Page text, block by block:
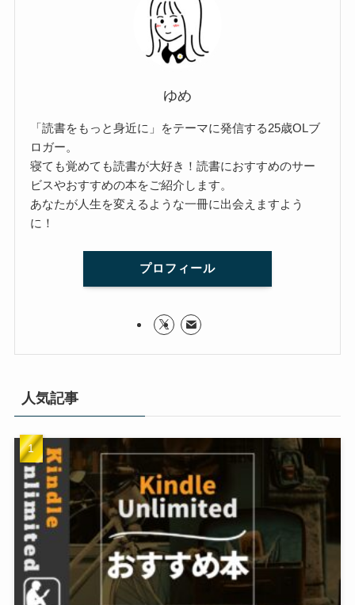
ゆめ
「読書をもっと身近に」をテーマに発信する25歳OLブ
ロガー。
寝ても覚めても読書が大好き！読書におすすめのサー
ビスやおすすめの本をご紹介します。
あなたが人生を変えるような一冊に出会えますよう
に！
プロフィール
人気記事